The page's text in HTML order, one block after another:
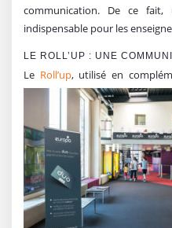
communication. De ce fait,
indispensable pour les
LE ROLL’UP : UNE
Le Roll’up, utilisé en